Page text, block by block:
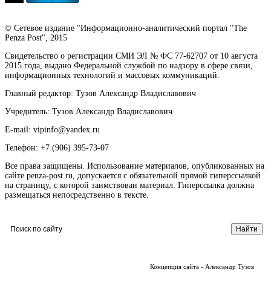
© Сетевое издание "Информационно-аналитический портал "The
Penza Post", 2015
Свидетельство о регистрации СМИ ЭЛ № ФС 77-62707 от 10 августа
2015 года, выдано Федеральной службой по надзору в сфере связи,
информационных технологий и массовых коммуникаций.
Главный редактор: Тузов Александр Владиславович
Учредитель: Тузов Александр Владиславович
E-mail: vipinfo@yandex.ru
Телефон: +7 (906) 395-73-07
Все права защищены. Использование материалов, опубликованных на
сайте penza-post.ru, допускается с обязательной прямой гиперссылкой
на страницу, с которой заимствован материал. Гиперссылка должна
размещаться непосредственно в тексте.
Концепция сайта - Александр Тузов